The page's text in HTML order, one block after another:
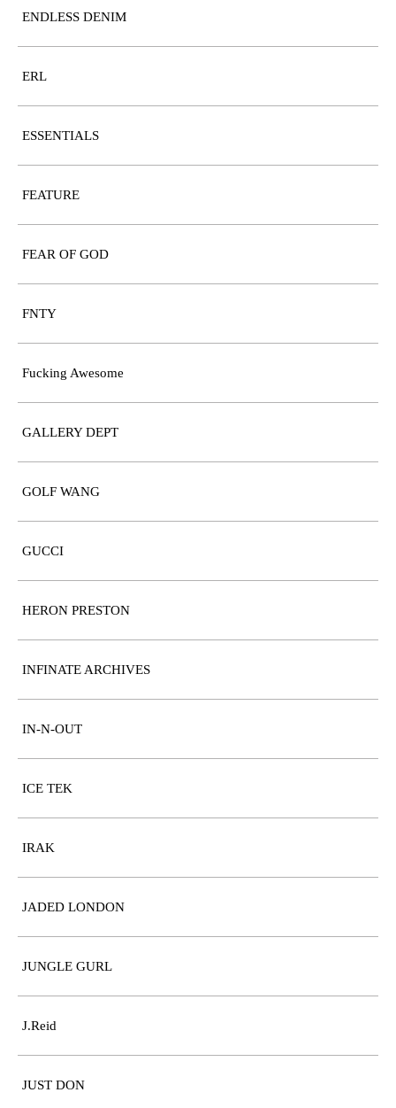
ENDLESS DENIM
ERL
ESSENTIALS
FEATURE
FEAR OF GOD
FNTY
Fucking Awesome
GALLERY DEPT
GOLF WANG
GUCCI
HERON PRESTON
INFINATE ARCHIVES
IN-N-OUT
ICE TEK
IRAK
JADED LONDON
JUNGLE GURL
J.Reid
JUST DON